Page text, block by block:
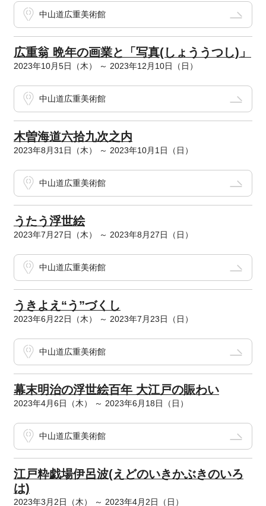
中山道広重美術館
広重翁 晩年の画業と「写真(しょううつし)」
2023年10月5日（木） ～ 2023年12月10日（日）
中山道広重美術館
木曽海道六拾九次之内
2023年8月31日（木） ～ 2023年10月1日（日）
中山道広重美術館
うたう浮世絵
2023年7月27日（木） ～ 2023年8月27日（日）
中山道広重美術館
うきよえ“う”づくし
2023年6月22日（木） ～ 2023年7月23日（日）
中山道広重美術館
幕末明治の浮世絵百年 大江戸の賑わい
2023年4月6日（木） ～ 2023年6月18日（日）
中山道広重美術館
江戸粋戯場伊呂波(えどのいきかぶきのいろ
は)
2023年3月2日（木） ～ 2023年4月2日（日）